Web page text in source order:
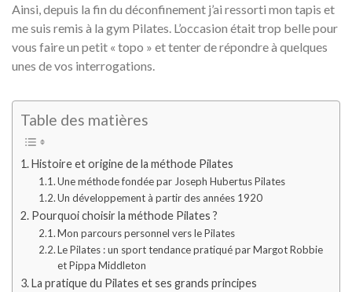
Ainsi, depuis la fin du déconfinement j’ai ressorti mon tapis et
me suis remis à la gym Pilates. L’occasion était trop belle pour
vous faire un petit « topo » et tenter de répondre à quelques
unes de vos interrogations.
Table des matières
Histoire et origine de la méthode Pilates
Une méthode fondée par Joseph Hubertus Pilates
Un développement à partir des années 1920
Pourquoi choisir la méthode Pilates ?
Mon parcours personnel vers le Pilates
Le Pilates : un sport tendance pratiqué par Margot Robbie
et Pippa Middleton
La pratique du Pilates et ses grands principes